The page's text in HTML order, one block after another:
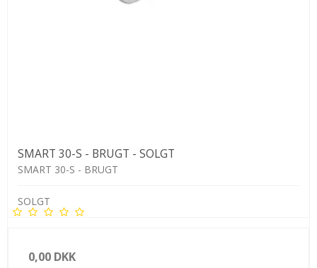
SMART 30-S - BRUGT - SOLGT
SMART 30-S - BRUGT
SOLGT
0,00 DKK